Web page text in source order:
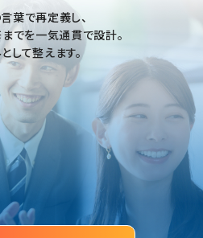
葉で再定義し、
までを一気通貫で設計。
して整えます。